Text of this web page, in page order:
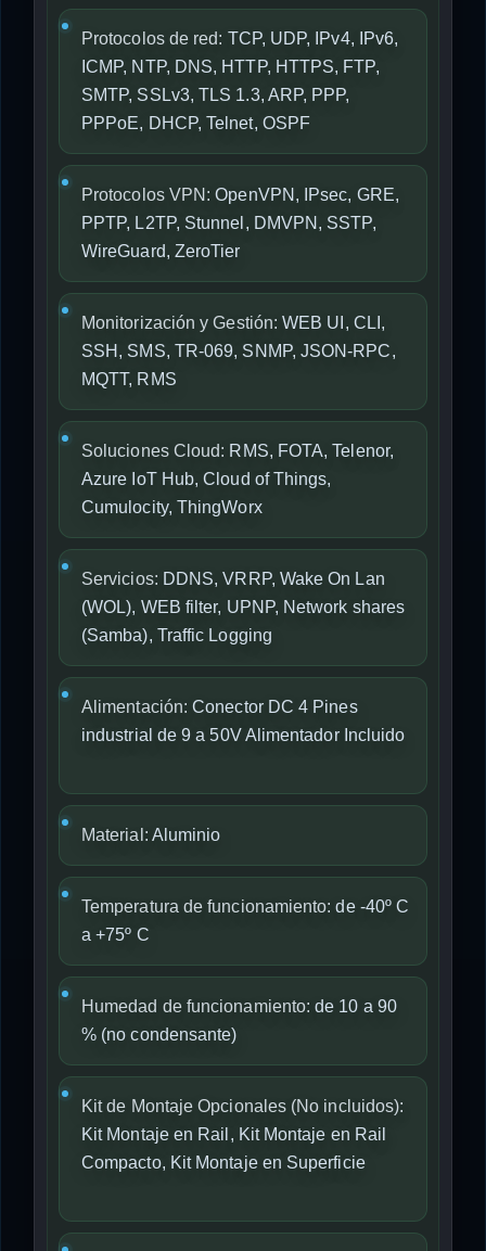
Protocolos de red: TCP, UDP, IPv4, IPv6,
ICMP, NTP, DNS, HTTP, HTTPS, FTP,
SMTP, SSLv3, TLS 1.3, ARP, PPP,
PPPoE, DHCP, Telnet, OSPF
Protocolos VPN: OpenVPN, IPsec, GRE,
PPTP, L2TP, Stunnel, DMVPN, SSTP,
WireGuard, ZeroTier
Monitorización y Gestión: WEB UI, CLI,
SSH, SMS, TR-069, SNMP, JSON-RPC,
MQTT, RMS
Soluciones Cloud: RMS, FOTA, Telenor,
Azure IoT Hub, Cloud of Things,
Cumulocity, ThingWorx
Servicios: DDNS, VRRP, Wake On Lan
(WOL), WEB filter, UPNP, Network shares
(Samba), Traffic Logging
Alimentación: Conector DC 4 Pines
industrial de 9 a 50V Alimentador Incluido
Material: Aluminio
Temperatura de funcionamiento: de -40º C
a +75º C
Humedad de funcionamiento: de 10 a 90
% (no condensante)
Kit de Montaje Opcionales (No incluidos):
Kit Montaje en Rail, Kit Montaje en Rail
Compacto, Kit Montaje en Superficie